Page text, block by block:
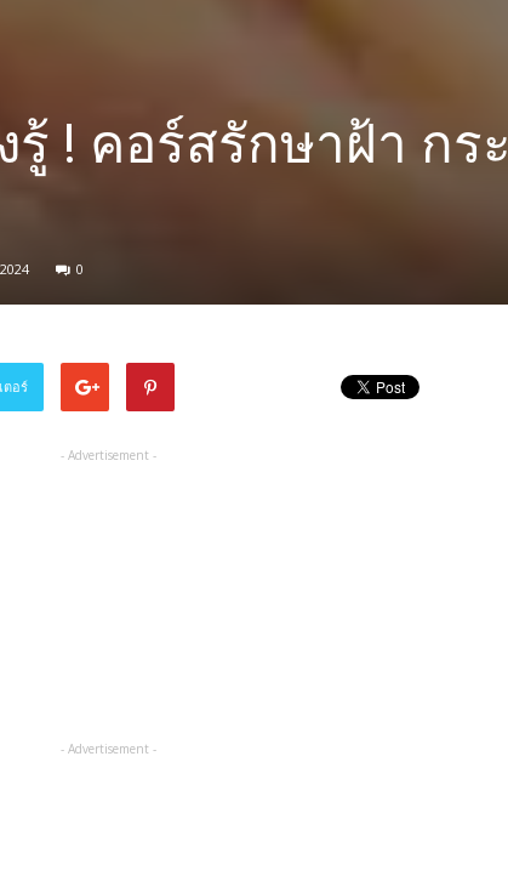
รู้ ! คอร์สรักษาฝ้า กร
0
ตอร์
- Advertisement -
- Advertisement -